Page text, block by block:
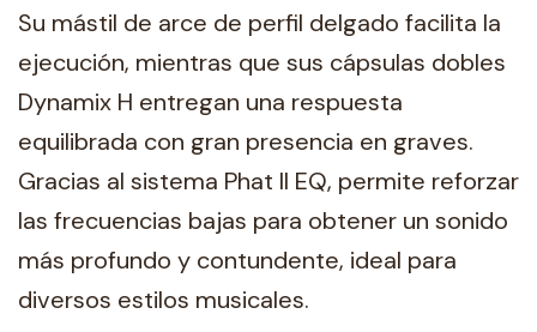
Su mástil de arce de perfil delgado facilita la
ejecución, mientras que sus cápsulas dobles
Dynamix H entregan una respuesta
equilibrada con gran presencia en graves.
Gracias al sistema Phat II EQ, permite reforzar
las frecuencias bajas para obtener un sonido
más profundo y contundente, ideal para
diversos estilos musicales.